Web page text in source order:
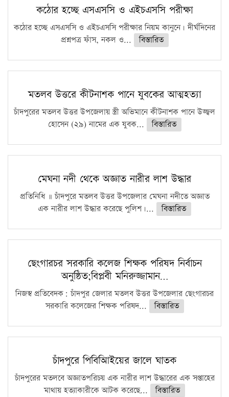
কঠোর হচ্ছে এসএসসি ও এইচএসসি পরীক্ষা
কঠোর হচ্ছে এসএসসি ও এইচএসসি পরীক্ষার নিয়ম কানুনে। দীর্ঘদিনের
প্রশ্নপত্র ফাঁস, নকল ও...
বিস্তারিত
মতলব উত্তরে কীটনাশক পানে যুবকের আত্মহত্যা
চাঁদপুরের মতলব উত্তর উপজেলায় স্ত্রী অভিমানে কীটনাশক পানে উজ্জ্বল
হোসেন (২৯) নামের এক যুবক...
বিস্তারিত
মেঘনা নদী থেকে অজ্ঞাত নারীর লাশ উদ্ধার
প্রতিনিধি ॥ চাঁদপুরে মতলব উত্তর উপজেলার মেঘনা নদীতে অজ্ঞাত
এক নারীর লাশ উদ্ধার করেছে পুলিশ।...
বিস্তারিত
ছেংগারচর সরকারি কলেজ শিক্ষক পরিষদ নির্বাচন
অনুষ্ঠিত;বিপ্লবী মনিরুজ্জামান…
নিজস্ব প্রতিবেদক: চাঁদপুর জেলার মতলব উত্তর উপজেলার ছেংগারচর
সরকারি কলেজের শিক্ষক পরিষদ...
বিস্তারিত
চাঁদপুরে পিবিআিইয়ের জালে ঘাতক
চাঁদপুরের মতলবে অজ্ঞাতপরিচয় এক নারীর লাশ উদ্ধারের এক সপ্তাহের
মাথায় হত্যাকারীকে আটক করেছে...
বিস্তারিত